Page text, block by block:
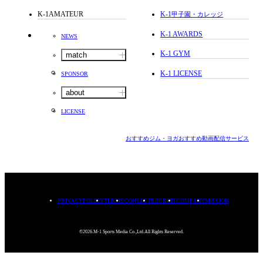
K-1AMATEUR
NEWS
match
SPONSOR
about
LICENSE
K-1甲子園・カレッジ
K-1 AWARDS
K-1 GYM
K-1 LICENSE
おすすめジム・ヨガおすすめ動画配信サービス
PRIVACYPOLICYTERMSCONTACTRECRUITCOMPANYMISSION
©2026.M-1 Sports Media Co.,Ltd.All Rights Reserved.